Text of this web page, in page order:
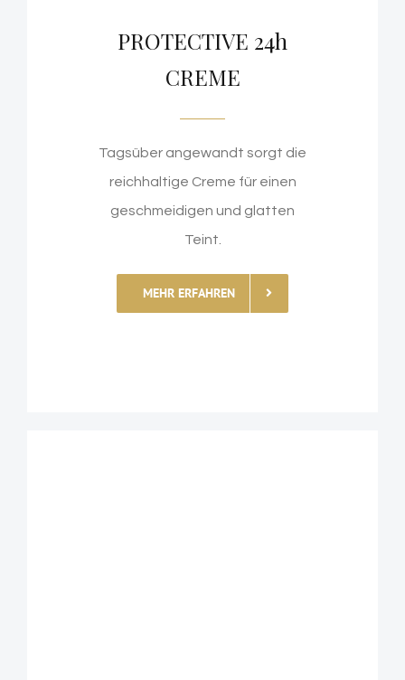
PROTECTIVE 24h
CREME
Tagsüber angewandt sorgt die
reichhaltige Creme für einen
geschmeidigen und glatten
Teint.
MEHR ERFAHREN